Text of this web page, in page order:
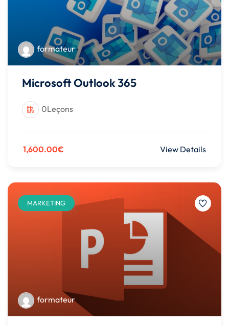
formateur
Microsoft Outlook 365
0Leçons
1,600.00€ View Details
MARKETING
formateur